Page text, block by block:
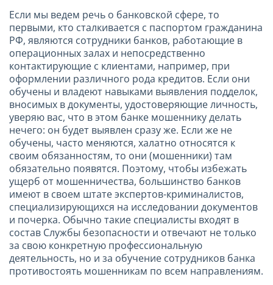
Если мы ведем речь о банковской сфере, то
первыми, кто сталкивается с паспортом гражданина
РФ, являются сотрудники банков, работающие в
операционных залах и непосредственно
контактирующие с клиентами, например, при
оформлении различного рода кредитов. Если они
обучены и владеют навыками выявления подделок,
вносимых в документы, удостоверяющие личность,
уверяю вас, что в этом банке мошеннику делать
нечего: он будет выявлен сразу же. Если же не
обучены, часто меняются, халатно относятся к
своим обязанностям, то они (мошенники) там
обязательно появятся. Поэтому, чтобы избежать
ущерб от мошенничества, большинство банков
имеют в своем штате экспертов-криминалистов,
специализирующихся на исследовании документов
и почерка. Обычно такие специалисты входят в
состав Службы безопасности и отвечают не только
за свою конкретную профессиональную
деятельность, но и за обучение сотрудников банка
противостоять мошенникам по всем направлениям.